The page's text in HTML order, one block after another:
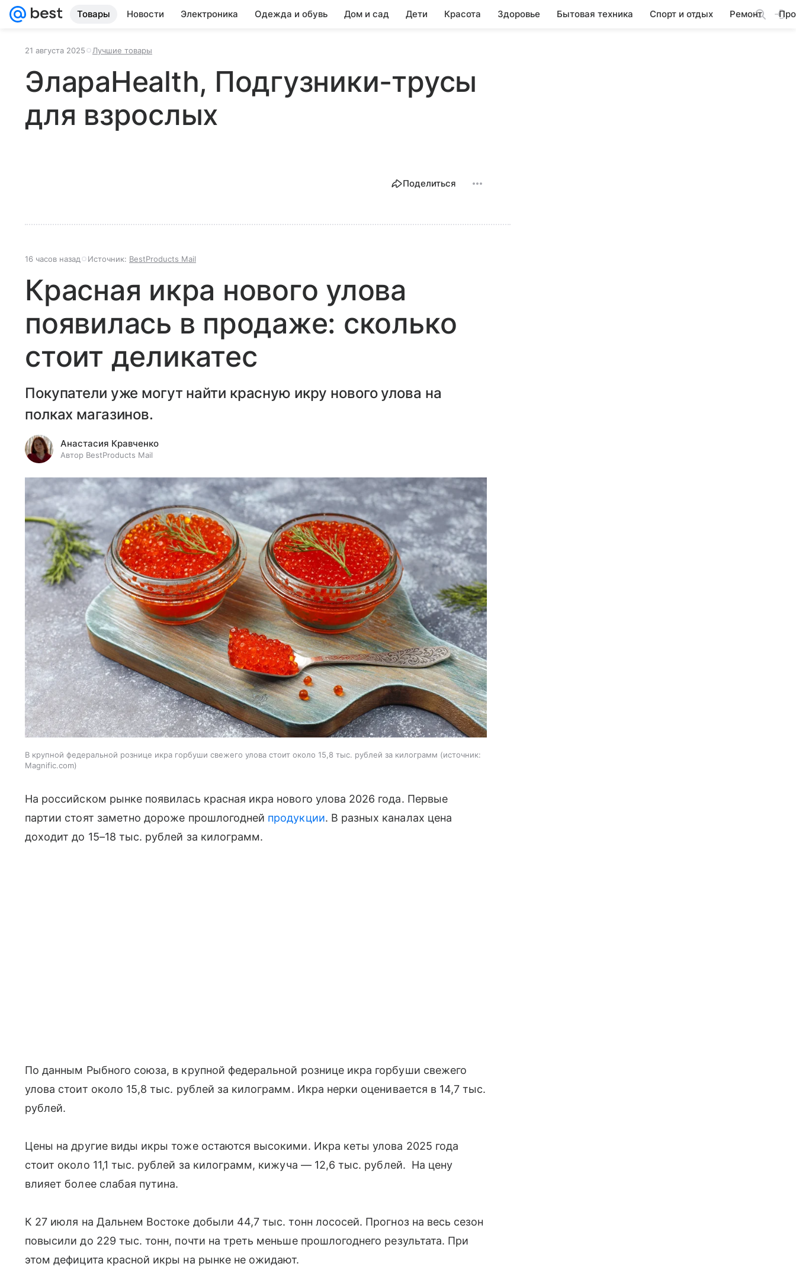
Товары Новости Электроника Одежда и обувь Дом и сад Дети Красота Здоровье Бытовая техника Спорт и отдых Ремонт
21 августа 2025 Лучшие товары
ЭлараHealth, Подгузники-трусы
для взрослых
Поделиться
16 часов назад Источник: BestProducts Mail
Красная икра нового улова
появилась в продаже: сколько
стоит деликатес
Покупатели уже могут найти красную икру нового улова на
полках магазинов.
Анастасия Кравченко
Автор BestProducts Mail
В крупной федеральной рознице икра горбуши свежего улова стоит около 15,8 тыс. рублей за килограмм
источник:
Magnific.com
На российском рынке появилась красная икра нового улова 2026 года. Первые
партии стоят заметно дороже прошлогодней продукции. В разных каналах цена
доходит до 15–18 тыс. рублей за килограмм.
По данным Рыбного союза, в крупной федеральной рознице икра горбуши свежего
улова стоит около 15,8 тыс. рублей за килограмм. Икра нерки оценивается в 14,7 тыс.
рублей.
Цены на другие виды икры тоже остаются высокими. Икра кеты улова 2025 года
стоит около 11,1 тыс. рублей за килограмм, кижуча — 12,6 тыс. рублей. На цену
влияет более слабая путина.
К 27 июля на Дальнем Востоке добыли 44,7 тыс. тонн лососей. Прогноз на весь сезон
повысили до 229 тыс. тонн, почти на треть меньше прошлогоднего результата. При
этом дефицита красной икры на рынке не ожидают.